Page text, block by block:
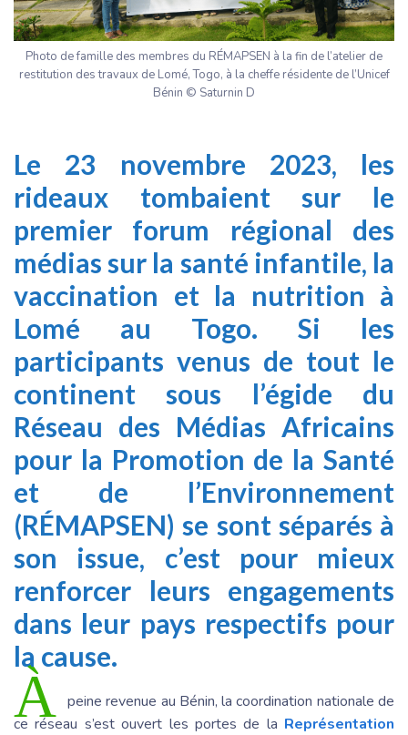
Photo de famille des membres du RÉMAPSEN à la fin de l’atelier de
restitution des travaux de Lomé, Togo, à la cheffe résidente de l’Unicef
Bénin © Saturnin D
Le 23 novembre 2023, les
rideaux tombaient sur le
premier forum régional des
médias sur la santé infantile, la
vaccination et la nutrition à
Lomé au Togo. Si les
participants venus de tout le
continent sous l’égide du
Réseau des Médias Africains
pour la Promotion de la Santé
et de l’Environnement
(RÉMAPSEN) se sont séparés à
son issue, c’est pour mieux
renforcer leurs engagements
dans leur pays respectifs pour
la cause.
À peine revenue au Bénin, la coordination nationale de
ce réseau s’est ouvert les portes de la Représentation